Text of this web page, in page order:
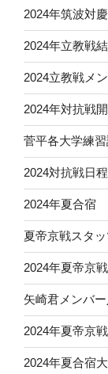
2024年筑波対
2024年立教戦
2024立教戦メ
2024年対抗戦
菅平各大学練
2024対抗戦日程
2024年夏合宿
夏帝京戦スタ
2024年夏帝京
矢崎君メンバ
2024年夏帝京
2024年夏合宿